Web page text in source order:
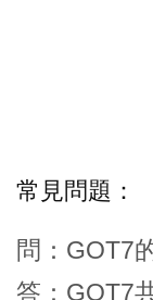
常見問題：
問：GOT7
答：GOT7